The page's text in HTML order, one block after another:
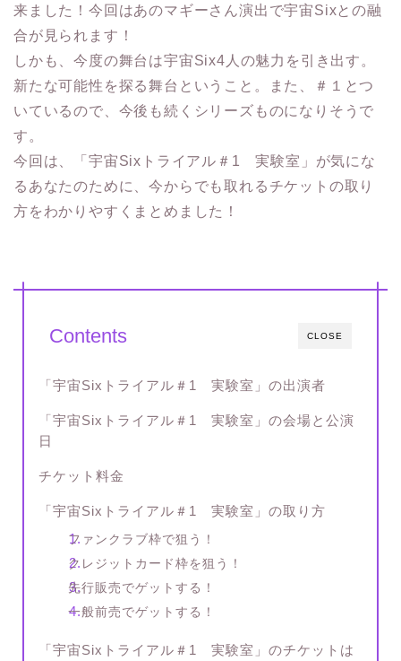
来ました！今回はあのマギーさん演出で宇宙Sixとの融
合が見られます！
しかも、今度の舞台は宇宙Six4人の魅力を引き出す。
新たな可能性を探る舞台ということ。また、＃１とつ
いているので、今後も続くシリーズものになりそうで
す。
今回は、「宇宙Sixトライアル＃1 実験室」が気にな
るあなたのために、今からでも取れるチケットの取り
方をわかりやすくまとめました！
CLOSE
Contents
「宇宙Sixトライアル＃1 実験室」の出演者
「宇宙Sixトライアル＃1 実験室」の会場と公演
日
チケット料金
「宇宙Sixトライアル＃1 実験室」の取り方
ファンクラブ枠で狙う！
クレジットカード枠を狙う！
先行販売でゲットする！
一般前売でゲットする！
「宇宙Sixトライアル＃1 実験室」のチケットは